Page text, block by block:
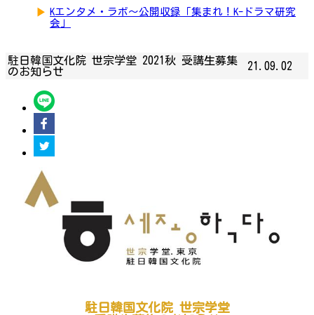
▶ Kエンタメ・ラボ～公開収録「集まれ！K-ドラマ研究
会」
駐日韓国文化院 世宗学堂 2021秋 受講生募集
のお知らせ
21.09.02
駐日韓国文化院 世宗学堂